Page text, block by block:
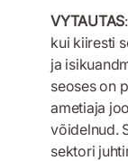
VYTAUTAS
kui kiiresti
ja
seoses on
ametiaja
võidelnud.
sektori